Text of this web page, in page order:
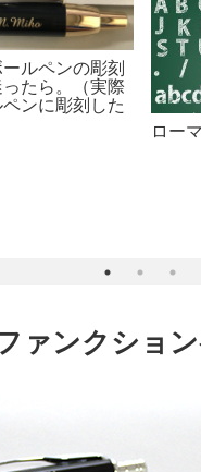
ルペンの彫刻
たら。（実際
ンに彫刻した
ロー
ァンクショ